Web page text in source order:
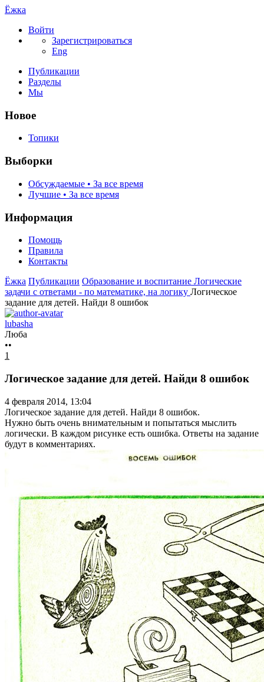
Ёжка
Войти
Зарегистрироваться
Eng
Публикации
Разделы
Мы
Новое
Топики
Выборки
Обсуждаемые • За все время
Лучшие • За все время
Информация
Помощь
Правила
Контакты
Ёжка Публикации Образование и воспитание Логические
задачи с ответами - по математике, на логику Логическое
задание для детей. Найди 8 ошибок
lubasha
Люба
••
1
Логическое задание для детей. Найди 8 ошибок
4 февраля 2014, 13:04
Логическое задание для детей. Найди 8 ошибок.
Нужно быть очень внимательным и попытаться мыслить
логически. В каждом рисунке есть ошибка. Ответы на задание
будут в комментариях.